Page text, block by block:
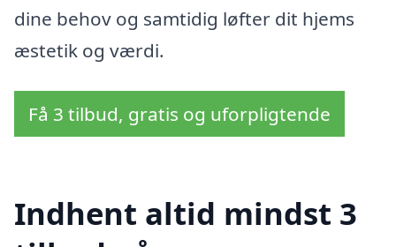
dine behov og samtidig løfter dit hjems
æstetik og værdi.
Få 3 tilbud, gratis og uforpligtende
Indhent altid mindst 3